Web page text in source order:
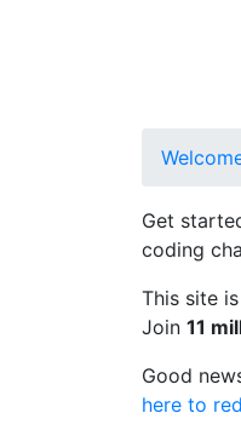
Get
coding
This site
Join 11
Good
here to